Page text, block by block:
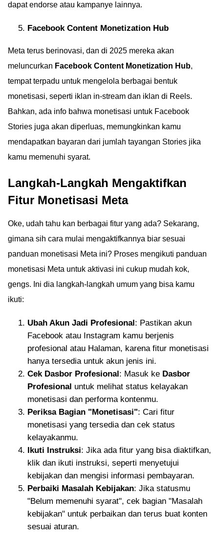
dapat endorse atau kampanye lainnya.
Facebook Content Monetization Hub
Meta terus berinovasi, dan di 2025 mereka akan
meluncurkan Facebook Content Monetization Hub,
tempat terpadu untuk mengelola berbagai bentuk
monetisasi, seperti iklan in-stream dan iklan di Reels.
Bahkan, ada info bahwa monetisasi untuk Facebook
Stories juga akan diperluas, memungkinkan kamu
mendapatkan bayaran dari jumlah tayangan Stories jika
kamu memenuhi syarat.
Langkah-Langkah Mengaktifkan
Fitur Monetisasi Meta
Oke, udah tahu kan berbagai fitur yang ada? Sekarang,
gimana sih cara mulai mengaktifkannya biar sesuai
panduan monetisasi Meta ini? Proses mengikuti panduan
monetisasi Meta untuk aktivasi ini cukup mudah kok,
gengs. Ini dia langkah-langkah umum yang bisa kamu
ikuti:
Ubah Akun Jadi Profesional: Pastikan akun
Facebook atau Instagram kamu berjenis
profesional atau Halaman, karena fitur monetisasi
hanya tersedia untuk akun jenis ini.
Cek Dasbor Profesional: Masuk ke Dasbor
Profesional untuk melihat status kelayakan
monetisasi dan performa kontenmu.
Periksa Bagian "Monetisasi": Cari fitur
monetisasi yang tersedia dan cek status
kelayakanmu.
Ikuti Instruksi: Jika ada fitur yang bisa diaktifkan,
klik dan ikuti instruksi, seperti menyetujui
kebijakan dan mengisi informasi pembayaran.
Perbaiki Masalah Kebijakan: Jika statusmu
"Belum memenuhi syarat", cek bagian "Masalah
kebijakan" untuk perbaikan dan terus buat konten
sesuai aturan.